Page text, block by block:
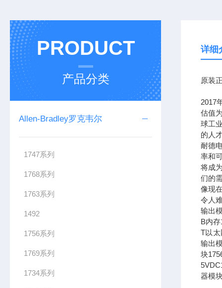
PRODUCT
产品分类
Allen-Bradley罗克韦尔
1747系列
1768系列
1763系列
1492
1756系列
1769系列
1734系列
详细
原装
2017
估值
球工
的人
耐德
率和
将成
们的
像现
令人
输出
B内
T以太
输出
块
器模